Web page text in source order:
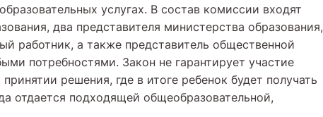
услугах. В состав комиссии входят
два представителя министерства образования,
работник, а также представитель общественной
потребностями. Закон не гарантирует участие
решения, где в итоге ребенок будет получать
отдается подходящей общеобразовательной,